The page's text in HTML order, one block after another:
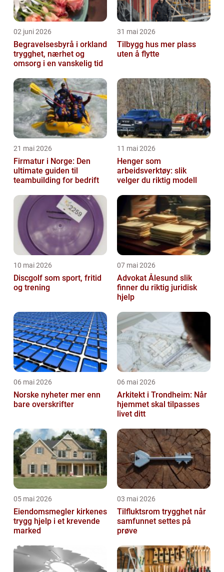
02 juni 2026
Begravelsesbyrå i orkland
trygghet, nærhet og
omsorg i en vanskelig tid
31 mai 2026
Tilbygg hus mer plass
uten å flytte
21 mai 2026
Firmatur i Norge: Den
ultimate guiden til
teambuilding for bedrift
11 mai 2026
Henger som
arbeidsverktøy: slik
velger du riktig modell
10 mai 2026
Discgolf som sport, fritid
og trening
07 mai 2026
Advokat Ålesund slik
finner du riktig juridisk
hjelp
06 mai 2026
Norske nyheter mer enn
bare overskrifter
06 mai 2026
Arkitekt i Trondheim: Når
hjemmet skal tilpasses
livet ditt
05 mai 2026
Eiendomsmegler kirkenes
trygg hjelp i et krevende
marked
03 mai 2026
Tilfluktsrom trygghet når
samfunnet settes på
prøve